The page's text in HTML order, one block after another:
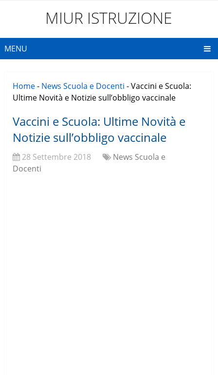
MIUR ISTRUZIONE
MENU
Home- News Scuola e Docenti -Vaccini e Scuola:
Ultime Novità e Notizie sull’obbligo vaccinale
Vaccini e Scuola: Ultime Novità e
Notizie sull’obbligo vaccinale
28 Settembre 2018
News Scuola e
Docenti